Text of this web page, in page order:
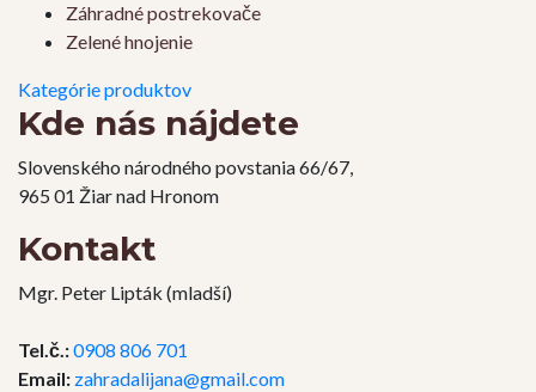
Záhradné postrekovače
Zelené hnojenie
Kategórie produktov
Kde nás nájdete
Slovenského národného povstania 66/67,
965 01 Žiar nad Hronom
Kontakt
Mgr. Peter Lipták (mladší)
Tel.č.:0908 806 701
Email: zahradalijana@gmail.com